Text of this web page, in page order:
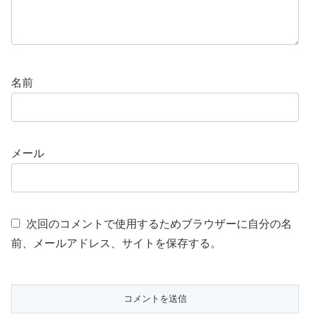
名前
メール
次回のコメントで使用するためブラウザーに自分の名
前、メールアドレス、サイトを保存する。